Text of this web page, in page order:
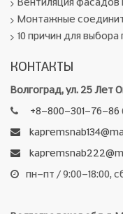
Вентиляция фасадов
Монтажные
10 причин для
КОНТАКТЫ
Волгоград, ул. 25 Лет
+8-800-301-76-86
пн-пт / 9:00-18:00,